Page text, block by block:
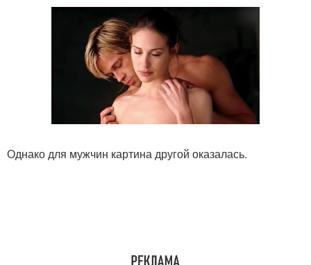
Однако для мужчин картина другой оказалась.